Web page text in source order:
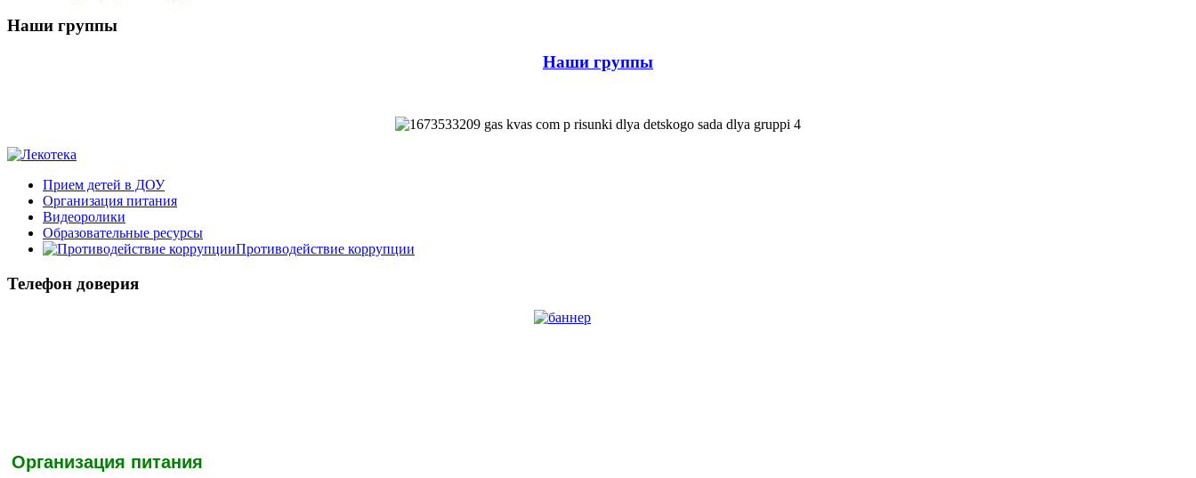
Наши группы
Наши группы
Прием детей в ДОУ
Организация питания
Видеоролики
Образовательные ресурсы
Противодействие коррупции
Телефон доверия
Организация питания